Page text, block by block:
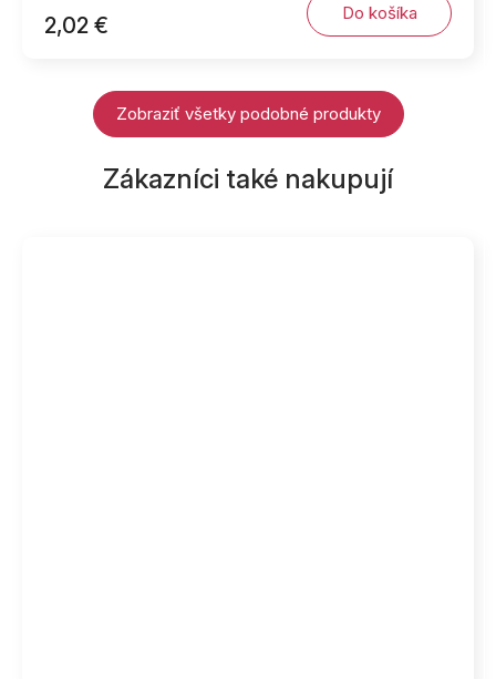
2,02 € Do košíka
Zobraziť všetky podobné produkty
Zákazníci také nakupují